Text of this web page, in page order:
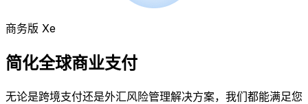
商务版 Xe
简化全球商业支付
无论是跨境支付还是外汇风险管理解决方案，我们都能满足您